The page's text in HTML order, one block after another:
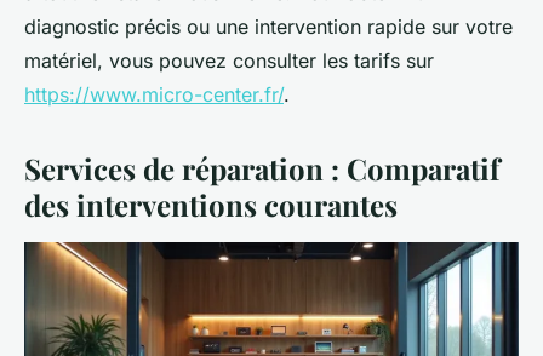
diagnostic précis ou une intervention rapide sur votre
matériel, vous pouvez consulter les tarifs sur
https://www.micro-center.fr/.
Services de réparation : Comparatif
des interventions courantes